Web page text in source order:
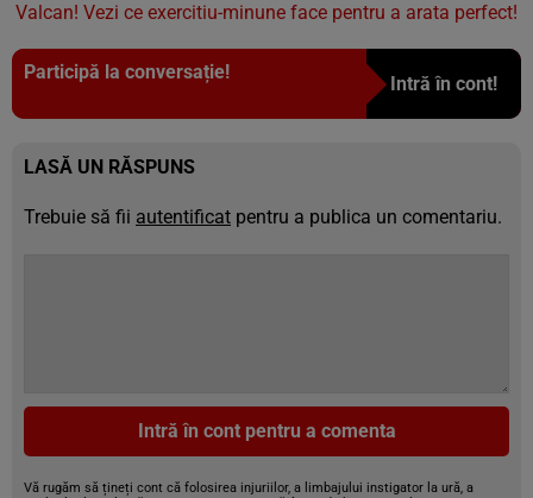
Valcan! Vezi ce exercitiu-minune face pentru a arata perfect!
Participă la conversație!
Intră în cont!
LASĂ UN RĂSPUNS
Trebuie să fii autentificat pentru a publica un comentariu.
Intră în cont pentru a comenta
Vă rugăm să țineți cont că folosirea injuriilor, a limbajului instigator la ură, a